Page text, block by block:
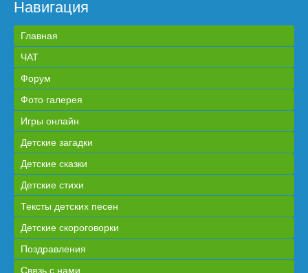
Навигация
Главная
ЧАТ
Форум
Фото галерея
Игры онлайн
Детские загадки
Детские сказки
Детские стихи
Тексты детских песен
Детские скороговорки
Поздравления
Связь с нами